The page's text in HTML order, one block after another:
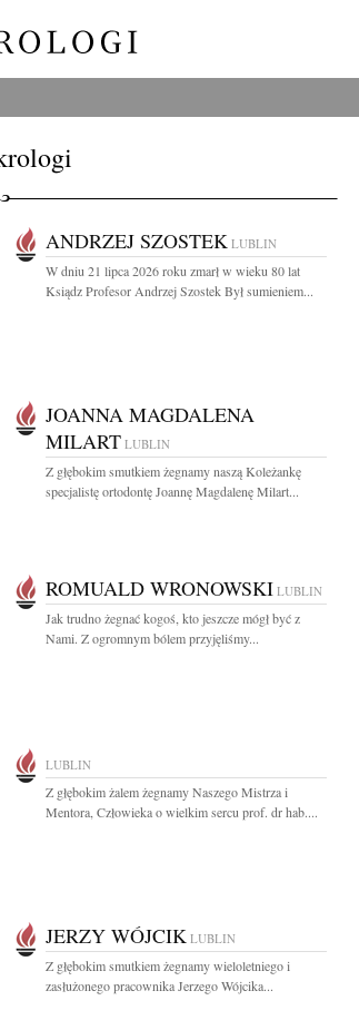
ANDRZEJ SZOSTEK LUBLIN
W dniu 21 lipca 2026 roku zmarł w wieku 80 lat
Ksiądz Profesor Andrzej Szostek Był sumieniem...
JOANNA MAGDALENA
MILART LUBLIN
Z głębokim smutkiem żegnamy naszą Koleżankę
specjalistę ortodontę Joannę Magdalenę Milart...
ROMUALD WRONOWSKI LUBLIN
Jak trudno żegnać kogoś, kto jeszcze mógł być z
Nami. Z ogromnym bólem przyjęliśmy...
LUBLIN
Z głębokim żalem żegnamy Naszego Mistrza i
Mentora, Człowieka o wielkim sercu prof. dr hab....
JERZY WÓJCIK LUBLIN
Z głębokim smutkiem żegnamy wieloletniego i
zasłużonego pracownika Jerzego Wójcika...